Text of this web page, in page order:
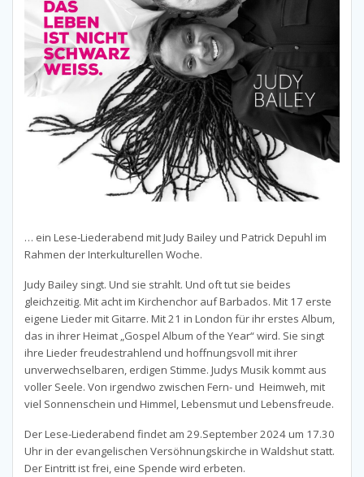
… ein Lese-Liederabend mit Judy Bailey und Patrick Depuhl im
Rahmen der Interkulturellen Woche.
Judy Bailey singt. Und sie strahlt. Und oft tut sie beides
gleichzeitig. Mit acht im Kirchenchor auf Barbados. Mit 17 erste
eigene Lieder mit Gitarre. Mit 21 in London für ihr erstes Album,
das in ihrer Heimat „Gospel Album of the Year“ wird. Sie singt
ihre Lieder freudestrahlend und hoffnungsvoll mit ihrer
unverwechselbaren, erdigen Stimme. Judys Musik kommt aus
voller Seele. Von irgendwo zwischen Fern- und Heimweh, mit
viel Sonnenschein und Himmel, Lebensmut und Lebensfreude.
Der Lese-Liederabend findet am 29.September 2024 um 17.30
Uhr in der evangelischen Versöhnungskirche in Waldshut statt.
Der Eintritt ist frei, eine Spende wird erbeten.